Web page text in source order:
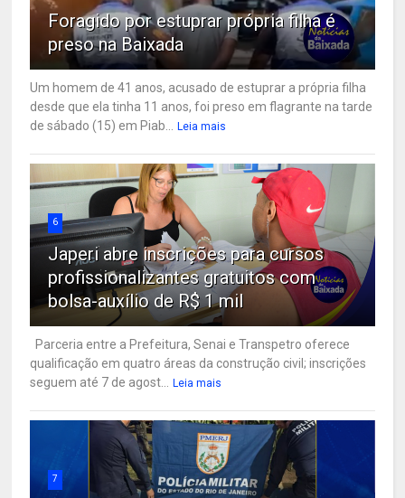
Foragido por estuprar própria filha é
preso na Baixada
Um homem de 41 anos, acusado de estuprar a própria filha
desde que ela tinha 11 anos, foi preso em flagrante na tarde
de sábado (15) em Piab...
Leia mais
6
Japeri abre inscrições para cursos
profissionalizantes gratuitos com
bolsa-auxílio de R$ 1 mil
Parceria entre a Prefeitura, Senai e Transpetro oferece
qualificação em quatro áreas da construção civil; inscrições
seguem até 7 de agost...
Leia mais
7